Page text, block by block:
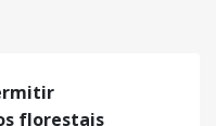
florestais